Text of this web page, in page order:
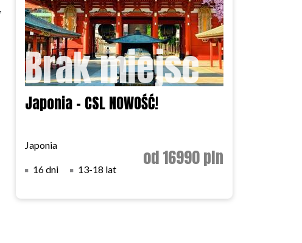
Brak miejsc
Japonia - CSL NOWOŚĆ!
Japonia
16 dni 13-18 lat od 16990 pln